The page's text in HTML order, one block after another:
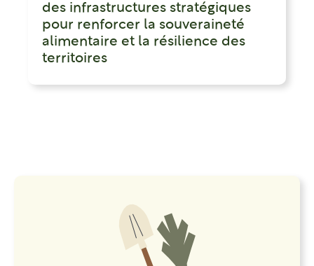
des infrastructures stratégiques
pour renforcer la souveraineté
alimentaire et la résilience des
territoires